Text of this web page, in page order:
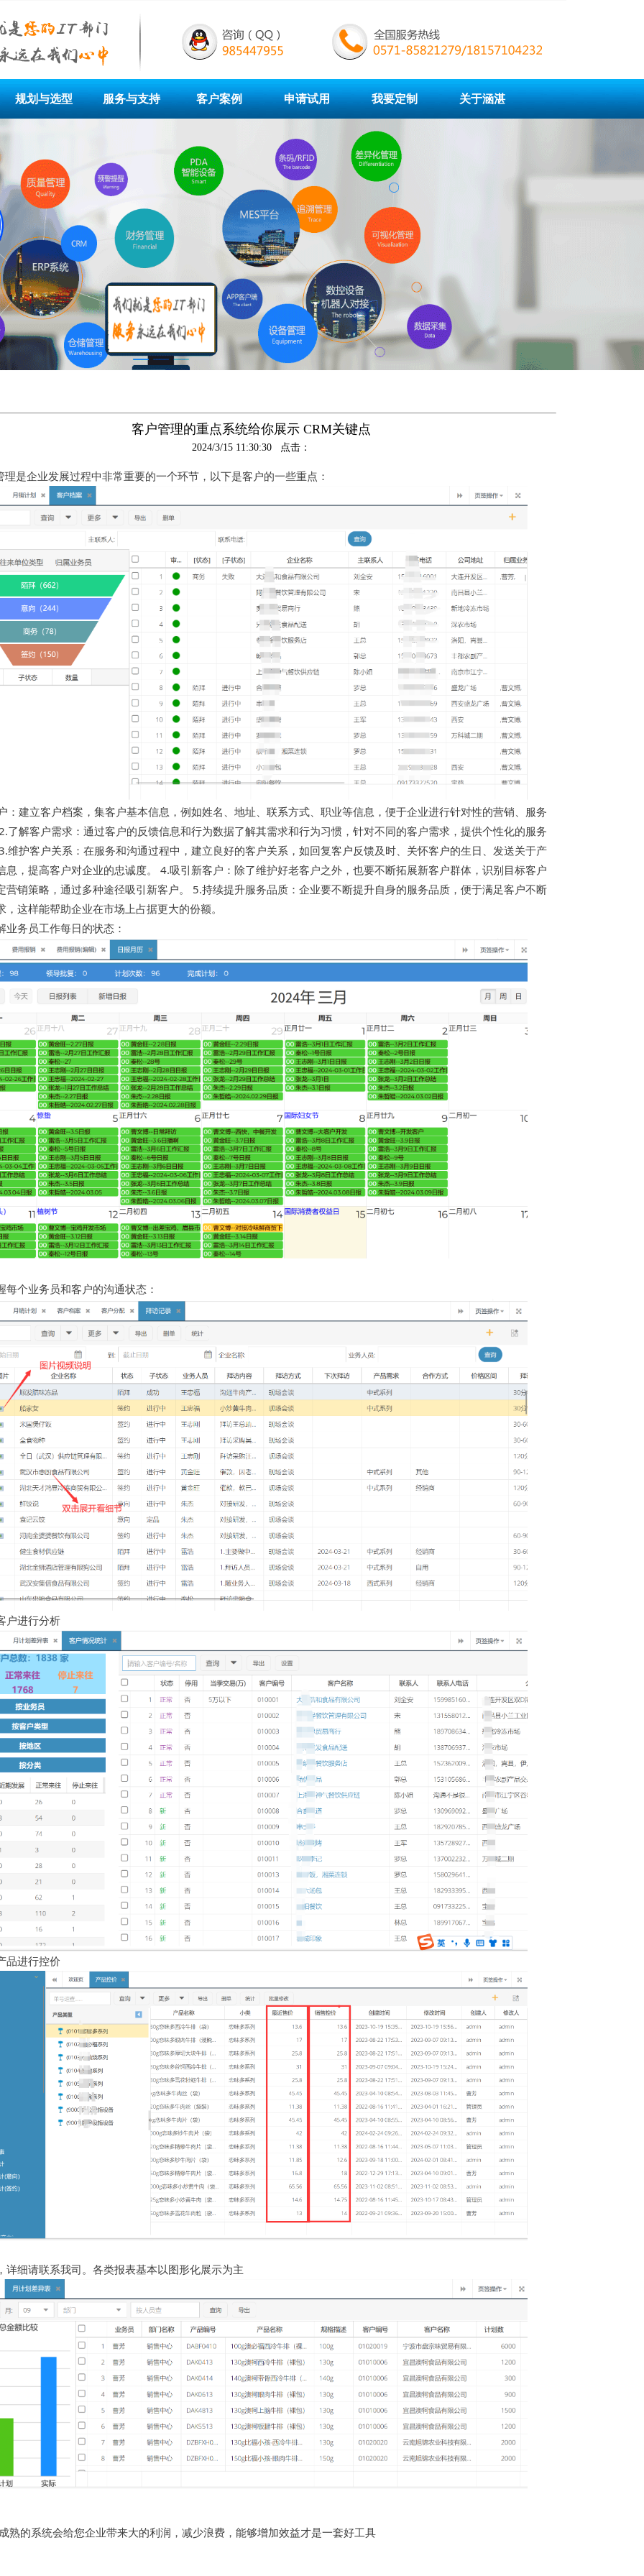
规划与选型 服务与支持 客户案例 申请试用 我要定制 关于涵湛
客户管理的重点系统给你展示 CRM关键点
2024/3/15 11:30:30 点击：
企业发展过程中非常重要的一个环节，以下是客户的一些重点：
：建立客户档案，集客户基本信息，例如姓名、地址、联系方式、职业等信息，便于企业进行针对性的营销、服务
了解客户需求：通过客户的反馈信息和行为数据了解其需求和行为习惯，针对不同的客户需求，提供个性化的服务
维护客户关系：在服务和沟通过程中，建立良好的客户关系，如回复客户反馈及时、关怀客户的生日、发送关于产
息，提高客户对企业的忠诚度。 4.吸引新客户：除了维护好老客户之外，也要不断拓展新客户群体，识别目标客户
营销策略，通过多种途径吸引新客户。 5.持续提升服务品质：企业要不断提升自身的服务品质，便于满足客户不断
，这样能帮助企业在市场上占据更大的份额。
业务员工作每日的状态：
每个业务员和客户的沟通状态：
户进行分析
品进行控价
详细请联系我司。各类报表基本以图形化展示为主
熟的系统会给您企业带来大的利润，减少浪费，能够增加效益才是一套好工具